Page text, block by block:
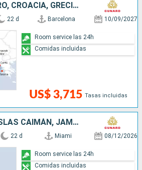
MALTA, MONTENEGRO, CROACIA, GRECIA, ITALIA, FRANCIA, ESPAÑA
22 d Barcelona 10/09/2027
US$ 3,715 Tasas incluidas
Room service las 24h
Comidas incluidas
ESTADOS UNIDOS, ISLAS CAIMÁN, JAMAICA, HONDURAS, MÉXICO, PUERTO RICO, ANTIGUA Y BARBUDA, SANTA LUCIA, BARBADOS, SAN MARTÍN
22 d Miami 08/12/2026
Room service las 24h
Comidas incluidas